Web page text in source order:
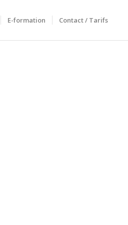
E-formation Contact / Tarifs